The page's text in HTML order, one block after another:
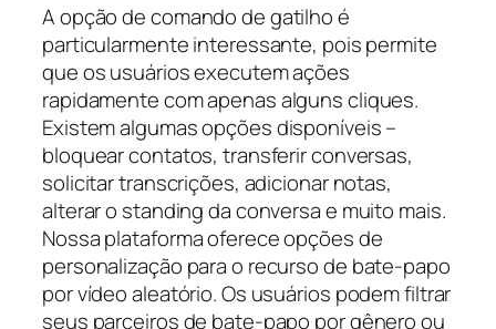
A opção de comando de gatilho é
particularmente interessante, pois permite
que os usuários executem ações
rapidamente com apenas alguns cliques.
Existem algumas opções disponíveis –
bloquear contatos, transferir conversas,
solicitar transcrições, adicionar notas,
alterar o standing da conversa e muito mais.
Nossa plataforma oferece opções de
personalização para o recurso de bate-papo
por vídeo aleatório. Os usuários podem filtrar
seus parceiros de bate-papo por gênero ou